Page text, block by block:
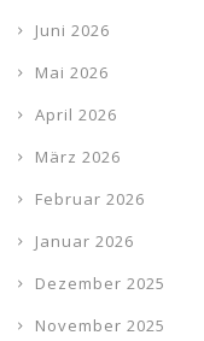
Juni 2026
Mai 2026
April 2026
März 2026
Februar 2026
Januar 2026
Dezember 2025
November 2025